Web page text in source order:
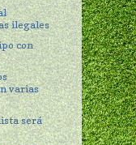
ilegales
con
varias
será